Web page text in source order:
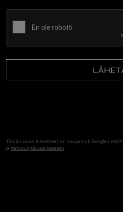
Tämän sivun lomakkeet on suojannut Googlen
jatietosuojalausekkeeseen